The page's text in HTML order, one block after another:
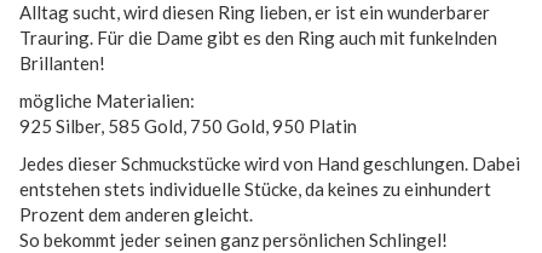
Alltag sucht, wird diesen Ring lieben, er ist ein wunderbarer
Trauring. Für die Dame gibt es den Ring auch mit funkelnden
Brillanten!
mögliche Materialien:
925 Silber, 585 Gold, 750 Gold, 950 Platin
Jedes dieser Schmuckstücke wird von Hand geschlungen. Dabei
entstehen stets individuelle Stücke, da keines zu einhundert
Prozent dem anderen gleicht.
So bekommt jeder seinen ganz persönlichen Schlingel!